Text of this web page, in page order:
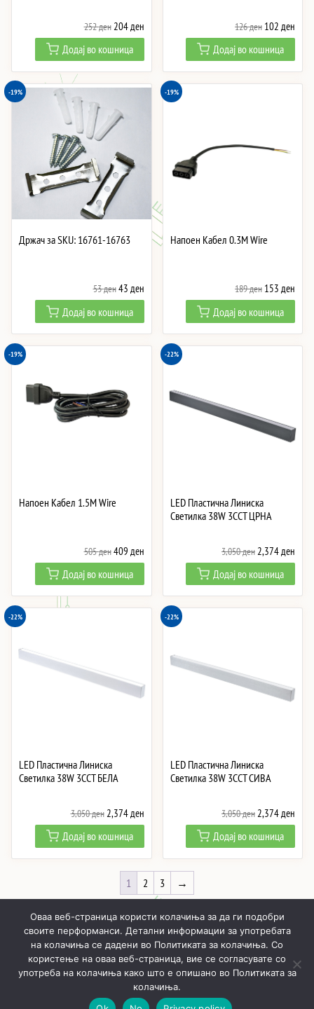
252ден Original
price
was:
252 ден.
204 денCurrent
price
204 ден.
Додај во кошница
126ден Original
price
was:
126 ден.
102 ден
price
102
Додај во кошница
-19%
Држач за SKU: 16761-16763
53денOriginal
price
was:
53 ден.
43 денCurrent
price
is:
43 ден.
Додај во кошница
-19%
Напоен Кабел 0.3M Wire
189ден Original
price
was:
189 ден.
153 ден
price
is:
153
Додај во кошница
-19%
Напоен Кабел 1.5M Wire
505денOriginal
price
was:
505 ден.
409 денCurrent
price
is:
409 ден.
Додај во кошница
-22%
LED Пластична Линиска
Светилка 38W 3CCT ЦРНА
3,050ден Original
price
was:
3,050 ден.
2,374 ден
price
is:
Додај во кошница
-22%
LED Пластична Линиска
Светилка 38W 3CCT БЕЛА
3,050ден Original
price
was:
3,050 ден.
2,374денCurrent
price
is:
2,374 ден.
Додај во кошница
-22%
LED Пластична Линиска
Светилка 38W 3CCT СИВА
3,050ден Original
price
was:
3,050 ден.
2,374ден
price
is:
Додај во кошница
1 2 3 →
ПОЧНУВАЈЌИ ПРОИЗВОДИ МОЈ ПРОФИЛ
КОШНИЧКА
РЕАЛИЗИРАНИ ПРОЕКТИ
ЗА НАС
Оваа веб-страница користи колачиња за да ги подобри
своите перформанси. Детални информации за употребата
на колачиња се дадени во Политиката за колачиња. Со
користење на оваа веб-страница, вие се согласувате со
употреба на колачиња како што е опишано во Политиката за
колачиња.